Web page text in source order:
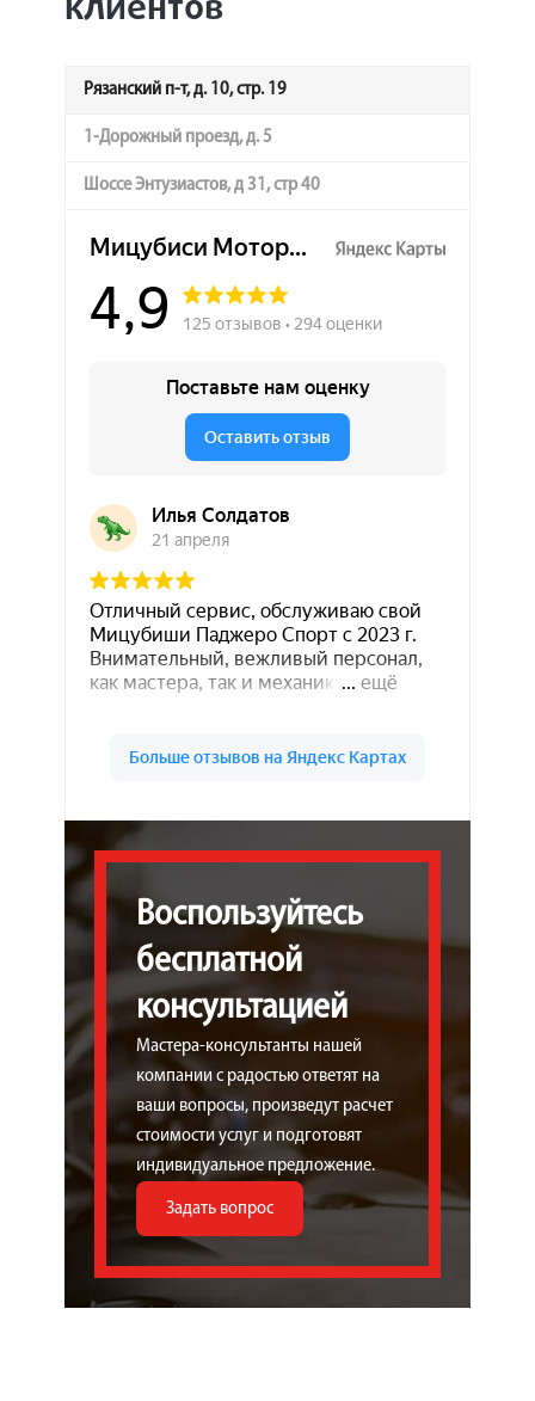
Рязанский п-т, д. 10, стр. 19
1-Дорожный проезд, д. 5
Шоссе Энтузиастов, д 31, стр 40
Воспользуйтесь
бесплатной
консультацией
Мастера-консультанты нашей
компании с радостью ответят на
ваши вопросы, произведут расчет
стоимости услуг и подготовят
индивидуальное предложение.
Задать вопрос